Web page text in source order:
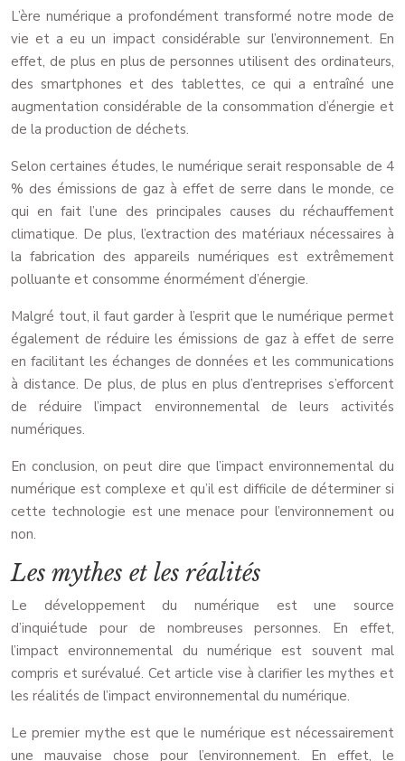
L’ère numérique a profondément transformé notre mode de
vie et a eu un impact considérable sur l’environnement. En
effet, de plus en plus de personnes utilisent des ordinateurs,
des smartphones et des tablettes, ce qui a entraîné une
augmentation considérable de la consommation d’énergie et
de la production de déchets.
Selon certaines études, le numérique serait responsable de 4
% des émissions de gaz à effet de serre dans le monde, ce
qui en fait l’une des principales causes du réchauffement
climatique. De plus, l’extraction des matériaux nécessaires à
la fabrication des appareils numériques est extrêmement
polluante et consomme énormément d’énergie.
Malgré tout, il faut garder à l’esprit que le numérique permet
également de réduire les émissions de gaz à effet de serre
en facilitant les échanges de données et les communications
à distance. De plus, de plus en plus d’entreprises s’efforcent
de réduire l’impact environnemental de leurs activités
numériques.
En conclusion, on peut dire que l’impact environnemental du
numérique est complexe et qu’il est difficile de déterminer si
cette technologie est une menace pour l’environnement ou
non.
Les mythes et les réalités
Le développement du numérique est une source
d’inquiétude pour de nombreuses personnes. En effet,
l’impact environnemental du numérique est souvent mal
compris et surévalué. Cet article vise à clarifier les mythes et
les réalités de l’impact environnemental du numérique.
Le premier mythe est que le numérique est nécessairement
une mauvaise chose pour l’environnement. En effet, le